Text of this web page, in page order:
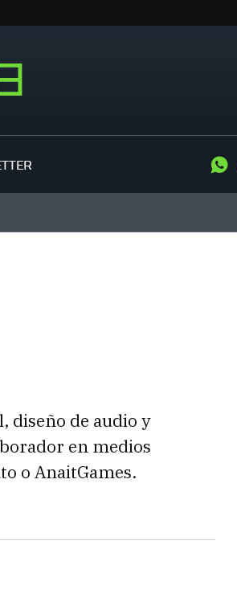
diseño de audio y
en medios
o AnaitGames.